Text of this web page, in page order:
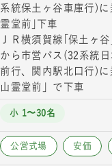
系統保土ヶ谷車庫行)に
霊堂前｣下車
ＪＲ横須賀線｢保土ヶ
から市営バス(32系統
前行、関内駅北口行)
山霊堂前」で下車
小 1〜30名
公営式場 安価